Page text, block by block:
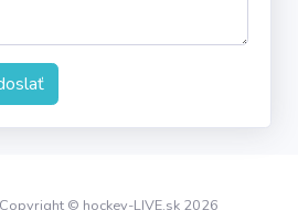
Copyright © hockey-LIVE.sk 2026